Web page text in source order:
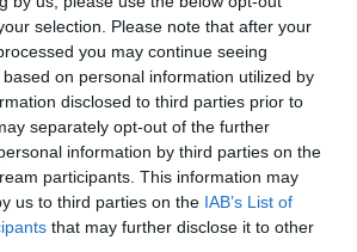
selection. Please note that after your
you may continue seeing
on personal information utilized by
disclosed to third parties prior to
separately opt-out of the further
information by third parties on the
participants. This information may
us to third parties on the IAB’s List of
that may further disclose it to other
πλέον κεντρικό αιμοδότη της
και οι «πράσινοι» οδήγησαν τη
τελικό, δείχνοντας ότι ο Σύλλογος
το μέλλον του αντιπροσωπευτικού